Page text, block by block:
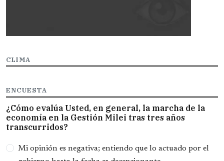
CLIMA
ENCUESTA
¿Cómo evalúa Usted, en general, la marcha de la
economía en la Gestión Milei tras tres años
transcurridos?
Opciones
Mi opinión es negativa; entiendo que lo actuado por el